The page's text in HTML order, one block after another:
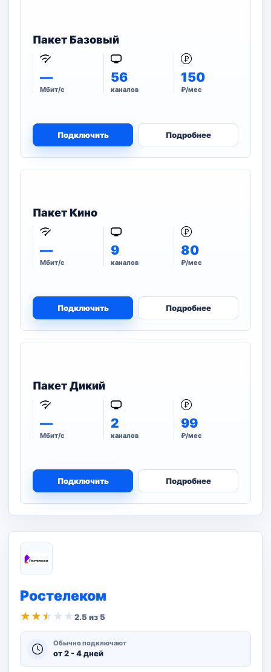
Пакет Базовый
—
Мбит/с
56
каналов
150
₽/мес
Подключить Подробнее
Пакет Кино
—
Мбит/с
9
каналов
80
₽/мес
Подключить Подробнее
Пакет Дикий
—
Мбит/с
2
каналов
99
₽/мес
Подключить Подробнее
Ростелеком
★ ★ ★ ★ ★2.5 из 5
Обычно подключают
от 2 - 4 дней